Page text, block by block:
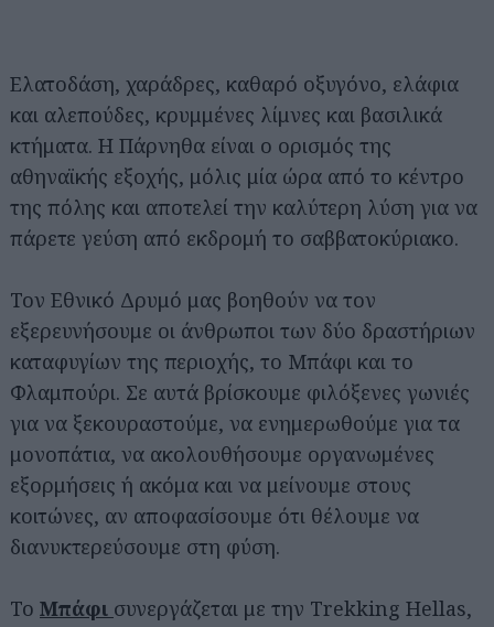
Ελατοδάση, χαράδρες, καθαρό οξυγόνο, ελάφια
και αλεπούδες, κρυμμένες λίμνες και βασιλικά
κτήματα. Η Πάρνηθα είναι ο ορισμός της
αθηναϊκής εξοχής, μόλις μία ώρα από το κέντρο
της πόλης και αποτελεί την καλύτερη λύση για να
πάρετε γεύση από εκδρομή το σαββατοκύριακο.
Τον Εθνικό Δρυμό μας βοηθούν να τον
εξερευνήσουμε οι άνθρωποι των δύο δραστήριων
καταφυγίων της περιοχής, το Μπάφι και το
Φλαμπούρι. Σε αυτά βρίσκουμε φιλόξενες γωνιές
για να ξεκουραστούμε, να ενημερωθούμε για τα
μονοπάτια, να ακολουθήσουμε οργανωμένες
εξορμήσεις ή ακόμα και να μείνουμε στους
κοιτώνες, αν αποφασίσουμε ότι θέλουμε να
διανυκτερεύσουμε στη φύση.
Το Μπάφι συνεργάζεται με την Trekking Hellas,